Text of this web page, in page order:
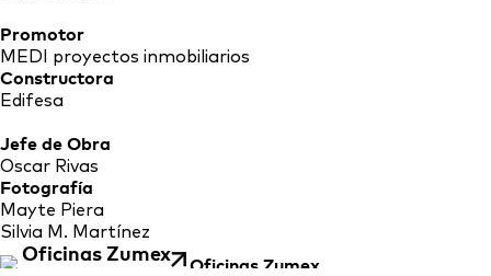
Promotor
MEDI proyectos inmobiliarios
Constructora
Edifesa
Jefe de Obra
Oscar Rivas
Fotografía
Mayte Piera
Silvia M. Martínez
Oficinas Zumex